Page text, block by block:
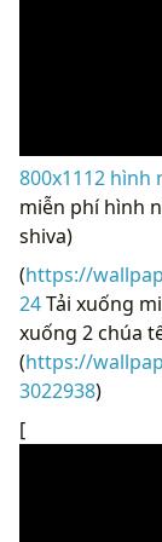
800x1112 hình
miễn phí hình
shiva)
(https://
24Tải xuống
xuống 2 chúa
(https://
3022938)
[